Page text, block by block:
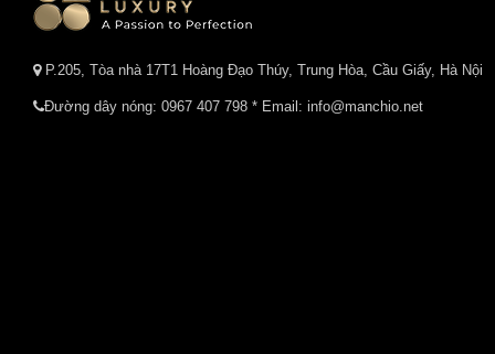
P.205, Tòa nhà 17T1 Hoàng Đạo Thúy, Trung Hòa, Cầu Giấy, Hà Nội
Đường dây nóng: 0967 407 798 * Email: info@manchio.net